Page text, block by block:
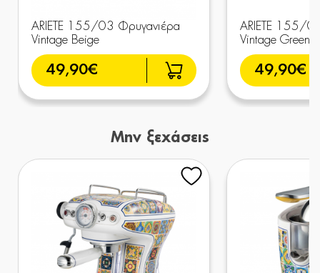
ARIETE 155/03 Φρυγανιέρα
Vintage Beige
49,90€
ARIETE 155/
Vintage Green
49,90€
Μην ξεχάσεις